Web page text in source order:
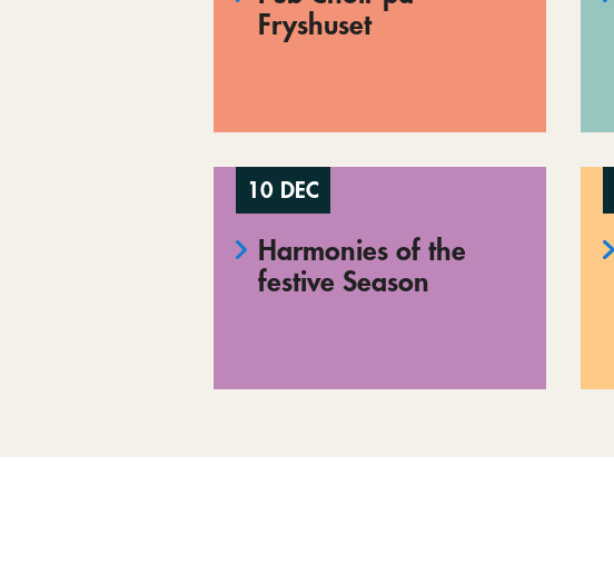
Fryshuset
10 DEC
Harmonies of the
festive Season